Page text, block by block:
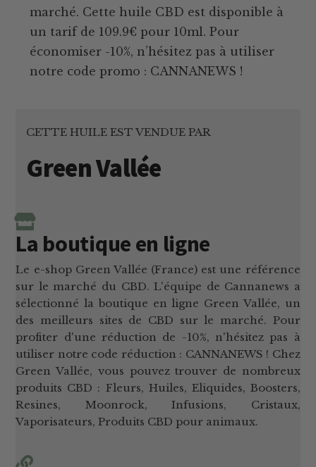
marché. Cette huile CBD est disponible à
un tarif de 109.9€ pour 10ml. Pour
économiser -10%, n’hésitez pas à utiliser
notre code promo : CANNANEWS !
CETTE HUILE EST VENDUE PAR
Green Vallée
La boutique en ligne
Le e-shop Green Vallée (France) est une référence
sur le marché du CBD. L'équipe de Cannanews a
sélectionné la boutique en ligne Green Vallée, un
des meilleurs sites de CBD sur le marché. Pour
profiter d'une réduction de -10%, n'hésitez pas à
utiliser notre code réduction : CANNANEWS ! Chez
Green Vallée, vous pouvez trouver de nombreux
produits CBD : Fleurs, Huiles, Eliquides, Boosters,
Resines, Moonrock, Infusions, Cristaux,
Vaporisateurs, Produits CBD pour animaux.